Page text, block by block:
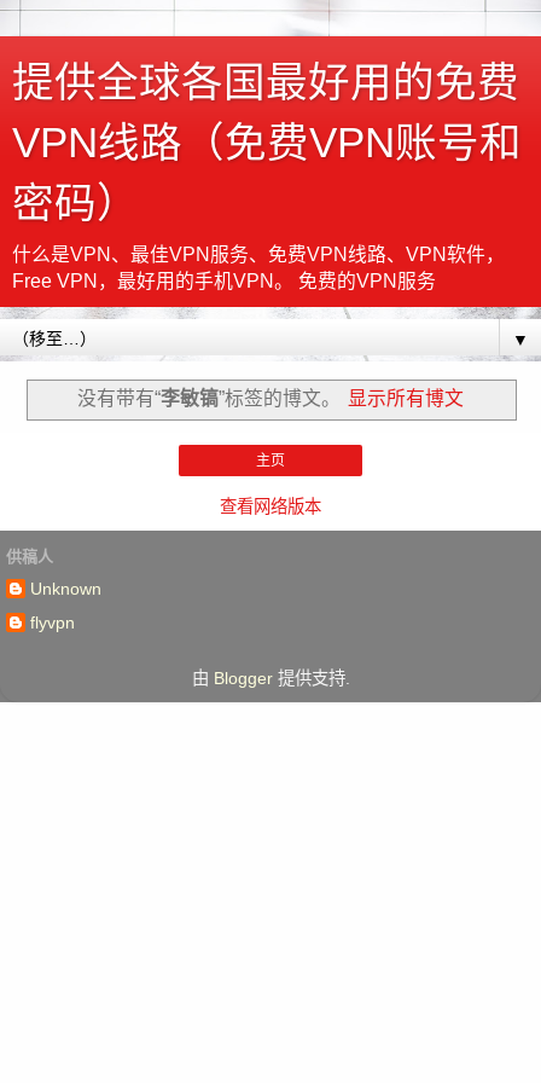
提供全球各国最好用的免费
VPN线路（免费VPN账号和
密码）
什么是VPN、最佳VPN服务、免费VPN线路、VPN软件，
Free VPN，最好用的手机VPN。 免费的VPN服务
▼
没有带有“李敏镐”标签的博文。 显示所有博文
主页
查看网络版本
供稿人
Unknown
flyvpn
由 Blogger提供支持.